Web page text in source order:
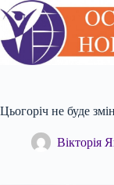
Перейти
до
вмісту
Цьогоріч не буде
Вікторія